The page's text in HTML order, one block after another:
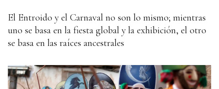
El Entroido y el Carnaval no son lo mismo; mientras
uno se basa en la fiesta global y la exhibición, el otro
se basa en las raíces ancestrales